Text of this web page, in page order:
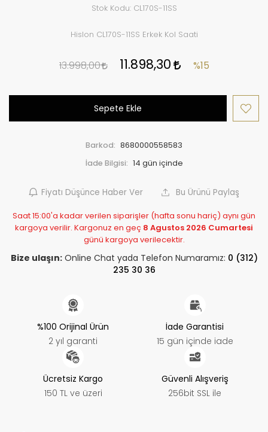
Stok Kodu:CL170S-11SS
Hislon CL170S-11SS Erkek Kol Saati
13.998,00 11.898,30 %15
Sepete Ekle
Barkod: 8680000558583
İade Bilgisi:
Fiyatı Düşünce Haber Ver Bu Ürünü Paylaş
Saat 15:00'a kadar verilen siparişler (hafta sonu hariç) aynı gün
kargoya verilir. Kargonuz en geç 8 Agustos 2026 Cumartesi
günü kargoya verilecektir.
Bize ulaşın:Online Chat yada Telefon Numaramız: 0 (312)
235 30 36
%100 Orijinal Ürün
2 yıl garanti
İade Garantisi
15 gün içinde iade
Ücretsiz Kargo
150 TL ve üzeri
Güvenli Alışveriş
256bit SSL ile